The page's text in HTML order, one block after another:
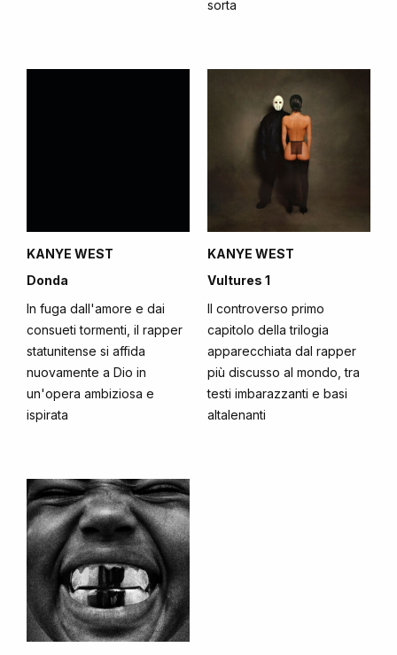
sorta
KANYE WEST
Donda
In fuga dall'amore e dai
consueti tormenti, il rapper
statunitense si affida
nuovamente a Dio in
un'opera ambiziosa e
ispirata
KANYE WEST
Vultures 1
Il controverso primo
capitolo della trilogia
apparecchiata dal rapper
più discusso al mondo, tra
testi imbarazzanti e basi
altalenanti